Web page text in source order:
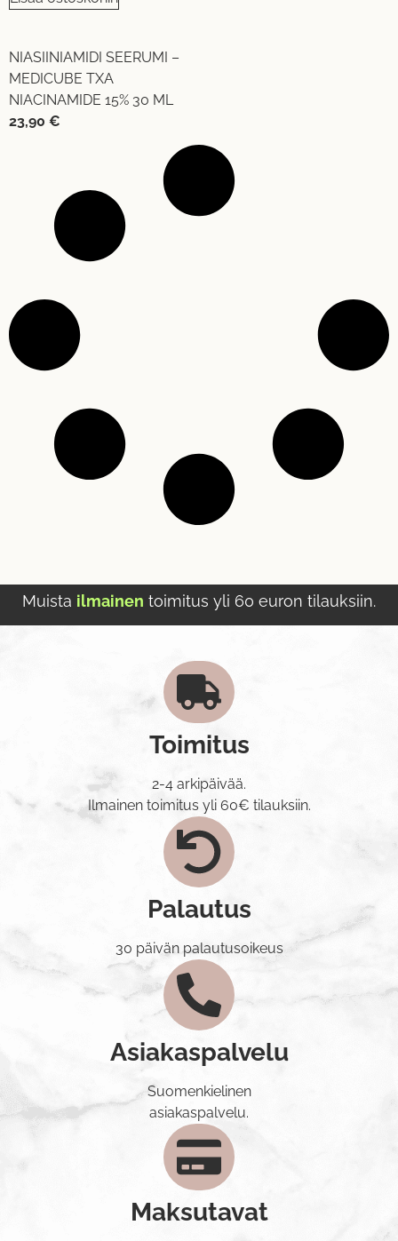
NIASIINIAMIDI SEERUMI –
MEDICUBE TXA
NIACINAMIDE 15% 30 ML
23,90 €
Muista ilmainen toimitus yli 60 euron tilauksiin.
Toimitus
2-4 arkipäivää.
Ilmainen toimitus yli 60€ tilauksiin.
Palautus
30 päivän palautusoikeus
Asiakaspalvelu
Suomenkielinen
asiakaspalvelu.
Maksutavat